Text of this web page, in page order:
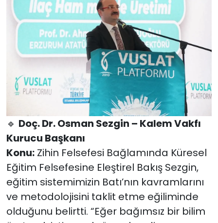
🔹 Doç. Dr. Osman Sezgin – Kalem Vakfı
Kurucu Başkanı
Konu:Zihin Felsefesi Bağlamında Küresel
Eğitim Felsefesine Eleştirel Bakış Sezgin,
eğitim sistemimizin Batı’nın kavramlarını
ve metodolojisini taklit etme eğiliminde
olduğunu belirtti. “Eğer bağımsız bir bilim